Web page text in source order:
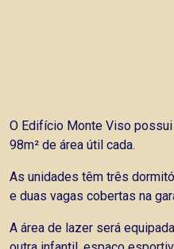
O Edifício Monte Viso
98m² de área útil cada.
As unidades têm três
e duas vagas cobertas na
A área de lazer será